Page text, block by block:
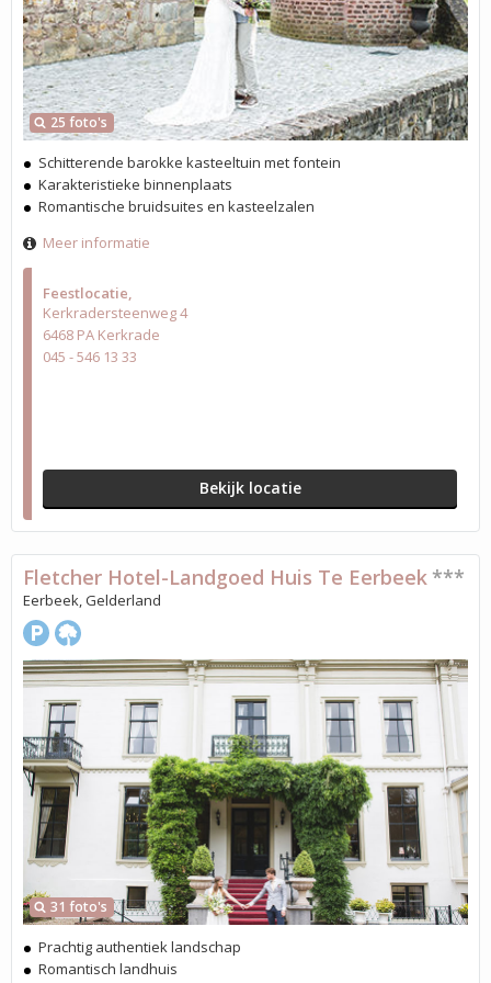
Feestlocatie
Kerkradersteenweg 4
6468 PA Kerkrade
045 - 546 13 33
Bekijk locatie
25 foto's
Schitterende barokke kasteeltuin met fontein
Karakteristieke binnenplaats
Romantische bruidsuites en kasteelzalen
Meer informatie
31 foto's
Fletcher Hotel-Landgoed Huis Te Eerbeek ***
Eerbeek, Gelderland
Prachtig authentiek landschap
Romantisch landhuis